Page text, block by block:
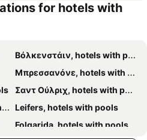
for hotels with
Βόλκενστάιν, hotels with pools
Μπρεσσανόνε, hotels with pools
Σαντ Ούλριχ, hotels with pools
Leifers, hotels with pools
Folgarida, hotels with pools